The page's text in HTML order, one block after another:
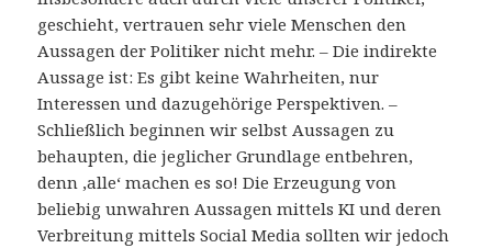
geschieht, vertrauen sehr viele Menschen den
Aussagen der Politiker nicht mehr. – Die indirekte
Aussage ist: Es gibt keine Wahrheiten, nur
Interessen und dazugehörige Perspektiven. –
Schließlich beginnen wir selbst Aussagen zu
behaupten, die jeglicher Grundlage entbehren,
denn ‚alle‘ machen es so! Die Erzeugung von
beliebig unwahren Aussagen mittels KI und deren
Verbreitung mittels Social Media sollten wir jedoch